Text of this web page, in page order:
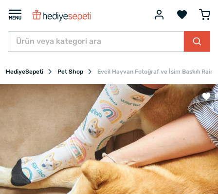
HediyeSepeti Pet Shop Evcil Hayvan Fotoğraf ve İsim Baskılı